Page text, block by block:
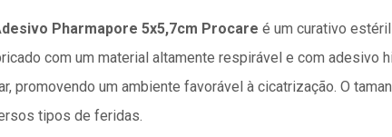
Pharmapore 5x5,7cm Procare é um curativo
com um material altamente respirável e com adesivo
promovendo um ambiente favorável à cicatrização. O
tipos de feridas.